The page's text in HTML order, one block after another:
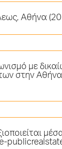
Αθήνα
με
στην